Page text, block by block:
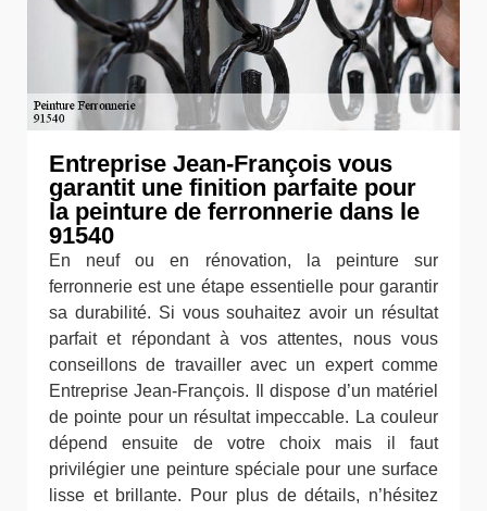
Entreprise Jean-François vous
garantit une finition parfaite pour
la peinture de ferronnerie dans le
91540
En neuf ou en rénovation, la peinture sur
ferronnerie est une étape essentielle pour garantir
sa durabilité. Si vous souhaitez avoir un résultat
parfait et répondant à vos attentes, nous vous
conseillons de travailler avec un expert comme
Entreprise Jean-François. Il dispose d’un matériel
de pointe pour un résultat impeccable. La couleur
dépend ensuite de votre choix mais il faut
privilégier une peinture spéciale pour une surface
lisse et brillante. Pour plus de détails, n’hésitez